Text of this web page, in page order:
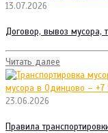
13.07.2026
Договор, вывоз мусора,
Читать далее
23.06.2026
Правила